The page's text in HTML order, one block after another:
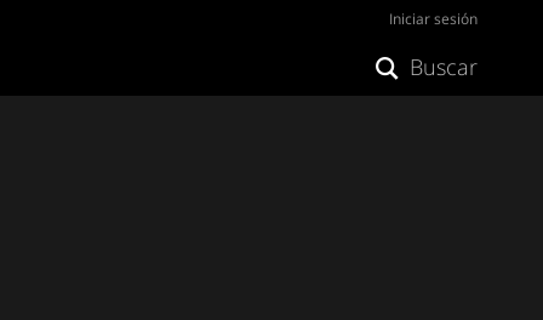
Iniciar sesión
Buscar